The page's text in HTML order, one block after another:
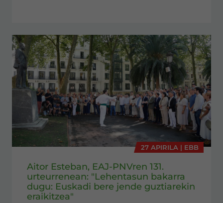
27 APIRILA | EBB
Aitor Esteban, EAJ-PNVren 131.
urteurrenean: "Lehentasun bakarra
dugu: Euskadi bere jende guztiarekin
eraikitzea"